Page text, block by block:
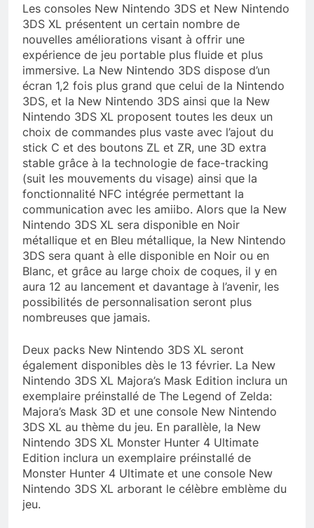
Les consoles New Nintendo 3DS et New Nintendo
3DS XL présentent un certain nombre de
nouvelles améliorations visant à offrir une
expérience de jeu portable plus fluide et plus
immersive. La New Nintendo 3DS dispose d’un
écran 1,2 fois plus grand que celui de la Nintendo
3DS, et la New Nintendo 3DS ainsi que la New
Nintendo 3DS XL proposent toutes les deux un
choix de commandes plus vaste avec l’ajout du
stick C et des boutons ZL et ZR, une 3D extra
stable grâce à la technologie de face-tracking
(suit les mouvements du visage) ainsi que la
fonctionnalité NFC intégrée permettant la
communication avec les amiibo. Alors que la New
Nintendo 3DS XL sera disponible en Noir
métallique et en Bleu métallique, la New Nintendo
3DS sera quant à elle disponible en Noir ou en
Blanc, et grâce au large choix de coques, il y en
aura 12 au lancement et davantage à l’avenir, les
possibilités de personnalisation seront plus
nombreuses que jamais.
Deux packs New Nintendo 3DS XL seront
également disponibles dès le 13 février. La New
Nintendo 3DS XL Majora’s Mask Edition inclura un
exemplaire préinstallé de The Legend of Zelda:
Majora’s Mask 3D et une console New Nintendo
3DS XL au thème du jeu. En parallèle, la New
Nintendo 3DS XL Monster Hunter 4 Ultimate
Edition inclura un exemplaire préinstallé de
Monster Hunter 4 Ultimate et une console New
Nintendo 3DS XL arborant le célèbre emblème du
jeu.